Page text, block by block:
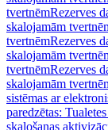
tvertnēmRezerves
skalojamām
tvertnēmRezerves
skalojamām
tvertnēmRezerves
skalojamām
sistēmas ar
paredzētas:
skalošanas